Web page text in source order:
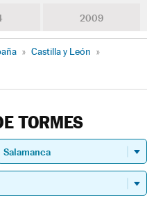
2009
» Castilla y León »
TORMES